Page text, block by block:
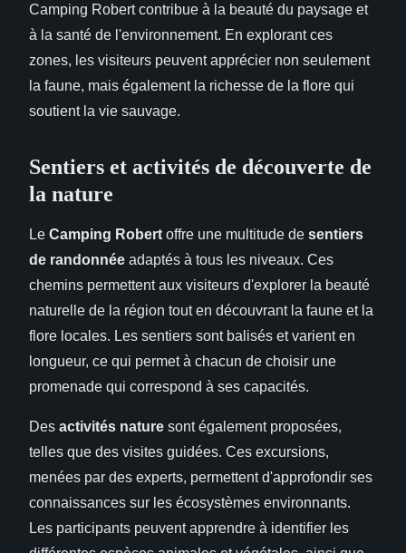
Camping Robert contribue à la beauté du paysage et
à la santé de l'environnement. En explorant ces
zones, les visiteurs peuvent apprécier non seulement
la faune, mais également la richesse de la flore qui
soutient la vie sauvage.
Sentiers et activités de découverte de
la nature
Le Camping Robert offre une multitude de sentiers
de randonnée adaptés à tous les niveaux. Ces
chemins permettent aux visiteurs d'explorer la beauté
naturelle de la région tout en découvrant la faune et la
flore locales. Les sentiers sont balisés et varient en
longueur, ce qui permet à chacun de choisir une
promenade qui correspond à ses capacités.
Des activités nature sont également proposées,
telles que des visites guidées. Ces excursions,
menées par des experts, permettent d'approfondir ses
connaissances sur les écosystèmes environnants.
Les participants peuvent apprendre à identifier les